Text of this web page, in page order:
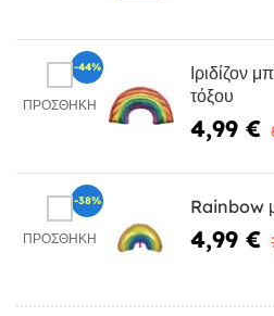
ΠΡΟΣΘΉΚΗ
Ιριδίζον
τόξου
4,99 €
-44%
ΠΡΟΣΘΉΚΗ
Rainbow
4,99 €
-38%